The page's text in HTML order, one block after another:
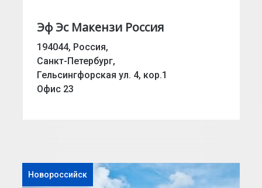
Эф Эс Макензи Россия
194044, Россия,
Санкт-Петербург,
Гельсингфорская ул. 4, кор.1
Офис 23
Новороссийск